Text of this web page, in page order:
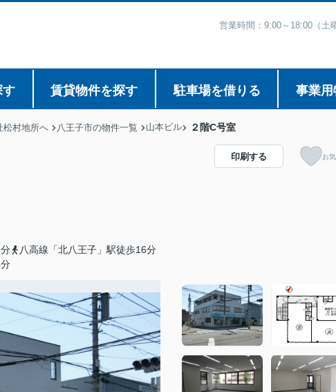
営業時間：9:00～18:00（
す 賃貸物件を探す 駐車場を借りる 事業
松村地所へ 八王子市の物件一覧 山本ビル ２階C号室
八高線「北八王子」駅徒歩16分
印刷する お